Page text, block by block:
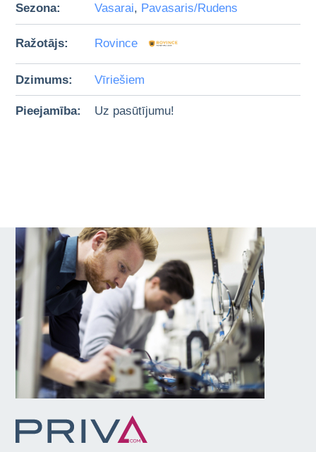
Sezona: Vasarai, Pavasaris/Rudens
Ražotājs: Rovince
Dzimums: Vīriešiem
Pieejamība: Uz pasūtījumu!